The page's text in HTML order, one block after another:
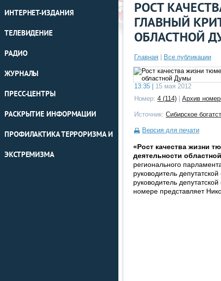
ИНТЕРНЕТ-ИЗДАНИЯ
ТЕЛЕВИДЕНИЕ
РАДИО
ЖУРНАЛЫ
ПРЕСС-ЦЕНТРЫ
РАСКРЫТИЕ ИНФОРМАЦИИ
ПРОФИЛАКТИКА ТЕРРОРИЗМА И
ЭКСТРЕМИЗМА
РОСТ
ГЛАВНЫЙ
ОБЛАСТНОЙ
Главная Все публикации
13:35 |
15 мая 2012
Номер: 4 (114) Архив
Источник: Сибирское
Версия для печати
«Рост качества жизни
деятельности
регионального
руководитель
руководитель
номере представляет